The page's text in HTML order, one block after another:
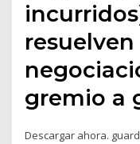
gremio a
Descargar ahora.